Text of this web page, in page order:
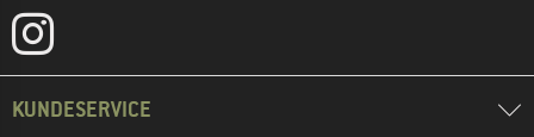
KUNDESERVICE